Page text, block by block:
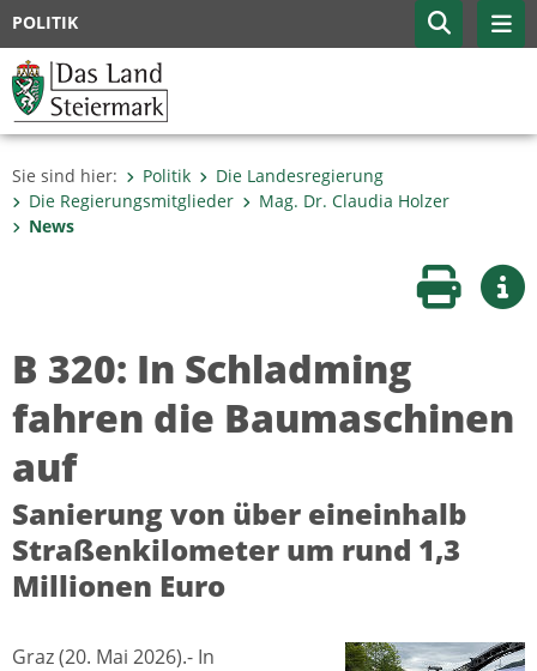
POLITIK
Sie sind hier: Politik
Die Landesregierung
Die Regierungsmitglieder
Mag. Dr. Claudia Holzer
News
Seite
B 320: In Schladming
fahren die Baumaschinen
auf
Sanierung von über eineinhalb
Straßenkilometer um rund 1,3
Millionen Euro
Graz (20. Mai 2026).- In